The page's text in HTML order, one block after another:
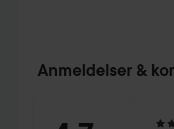
Anmeldelser &